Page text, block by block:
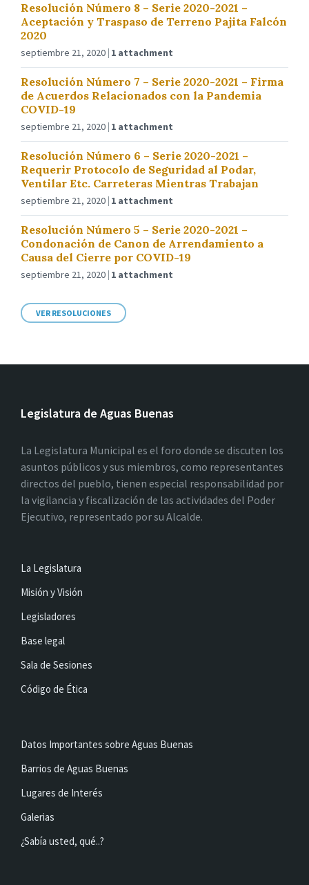
Resolución Número 8 – Serie 2020-2021 –
Aceptación y Traspaso de Terreno Pajita Falcón
2020
septiembre 21, 2020 1 attachment
Resolución Número 7 – Serie 2020-2021 – Firma
de Acuerdos Relacionados con la Pandemia
COVID-19
septiembre 21, 2020 1 attachment
Resolución Número 6 – Serie 2020-2021 –
Requerir Protocolo de Seguridad al Podar,
Ventilar Etc. Carreteras Mientras Trabajan
septiembre 21, 2020 1 attachment
Resolución Número 5 – Serie 2020-2021 –
Condonación de Canon de Arrendamiento a
Causa del Cierre por COVID-19
septiembre 21, 2020 1 attachment
VER RESOLUCIONES
Legislatura de Aguas Buenas
La Legislatura Municipal es el foro donde se discuten los
asuntos públicos y sus miembros, como representantes
directos del pueblo, tienen especial responsabilidad por
la vigilancia y fiscalización de las actividades del Poder
Ejecutivo, representado por su Alcalde.
La Legislatura
Misión y Visión
Legisladores
Base legal
Sala de Sesiones
Código de Ética
Datos Importantes sobre Aguas Buenas
Barrios de Aguas Buenas
Lugares de Interés
Galerias
¿Sabía usted, qué..?